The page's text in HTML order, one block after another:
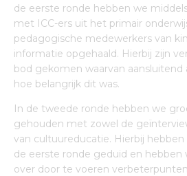
de eerste ronde hebben we
met ICC-ers uit het primair
pedagogische medewerkers van
informatie opgehaald. Hierbij zijn
bod gekomen waarvan
hoe belangrijk dit was.
In de tweede ronde hebben we
gehouden met zowel de
van cultuureducatie. Hierbij
de eerste ronde geduid en hebben
over door te voeren